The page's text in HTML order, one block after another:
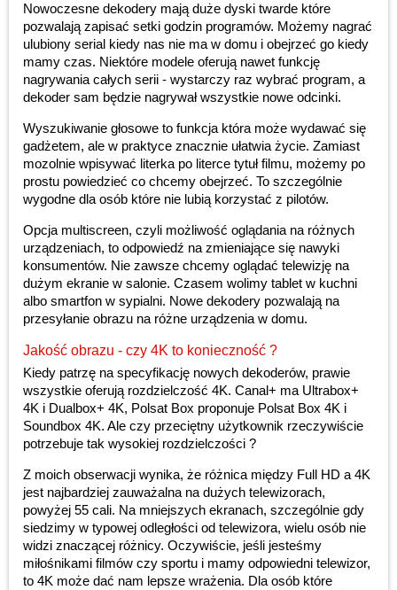
Nowoczesne dekodery mają duże dyski twarde które
pozwalają zapisać setki godzin programów. Możemy nagrać
ulubiony serial kiedy nas nie ma w domu i obejrzeć go kiedy
mamy czas. Niektóre modele oferują nawet funkcję
nagrywania całych serii - wystarczy raz wybrać program, a
dekoder sam będzie nagrywał wszystkie nowe odcinki.
Wyszukiwanie głosowe to funkcja która może wydawać się
gadżetem, ale w praktyce znacznie ułatwia życie. Zamiast
mozolnie wpisywać literka po literce tytuł filmu, możemy po
prostu powiedzieć co chcemy obejrzeć. To szczególnie
wygodne dla osób które nie lubią korzystać z pilotów.
Opcja multiscreen, czyli możliwość oglądania na różnych
urządzeniach, to odpowiedź na zmieniające się nawyki
konsumentów. Nie zawsze chcemy oglądać telewizję na
dużym ekranie w salonie. Czasem wolimy tablet w kuchni
albo smartfon w sypialni. Nowe dekodery pozwalają na
przesyłanie obrazu na różne urządzenia w domu.
Jakość obrazu - czy 4K to konieczność ?
Kiedy patrzę na specyfikację nowych dekoderów, prawie
wszystkie oferują rozdzielczość 4K. Canal+ ma Ultrabox+
4K i Dualbox+ 4K, Polsat Box proponuje Polsat Box 4K i
Soundbox 4K. Ale czy przeciętny użytkownik rzeczywiście
potrzebuje tak wysokiej rozdzielczości ?
Z moich obserwacji wynika, że różnica między Full HD a 4K
jest najbardziej zauważalna na dużych telewizorach,
powyżej 55 cali. Na mniejszych ekranach, szczególnie gdy
siedzimy w typowej odległości od telewizora, wielu osób nie
widzi znaczącej różnicy. Oczywiście, jeśli jesteśmy
miłośnikami filmów czy sportu i mamy odpowiedni telewizor,
to 4K może dać nam lepsze wrażenia. Dla osób które